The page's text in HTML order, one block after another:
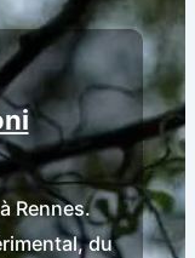
Rennes.
du